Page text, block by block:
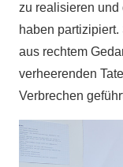
zu realisieren
haben
aus rechtem
verheerenden
Verbrechen